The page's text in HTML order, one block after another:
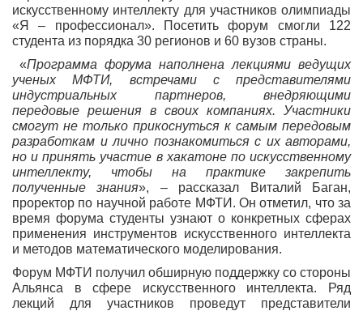
искусственному интеллекту для участников олимпиады
«Я – профессионал». Посетить форум смогли 122
студента из порядка 30 регионов и 60 вузов страны.
«Программа форума наполнена лекциями ведущих
ученых МФТИ, встречами с представителями
индустриальных партнеров, внедряющими
передовые решения в своих компаниях. Участники
смогут не только прикоснуться к самым передовым
разработкам и лично познакомиться с их авторами,
но и принять участие в хакатоне по искусственному
интеллекту, чтобы на практике закрепить
полученные знания», – рассказал Виталий Баган,
проректор по научной работе МФТИ. Он отметил, что за
время форума студенты узнают о конкретных сферах
применения инструментов искусственного интеллекта
и методов математического моделирования.
Форум МФТИ получил обширную поддержку со стороны
Альянса в сфере искусственного интеллекта. Ряд
лекций для участников проведут представители